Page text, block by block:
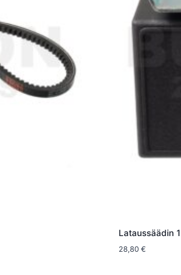
Lataussäädin
28,80 €